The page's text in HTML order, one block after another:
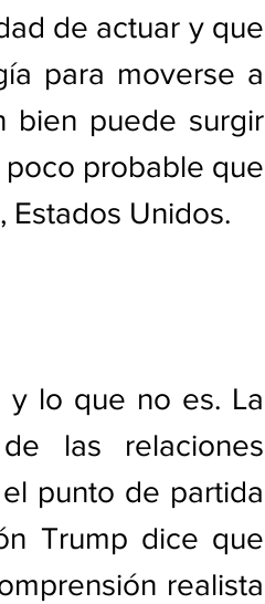
de actuar y que
para moverse a
bien puede surgir
probable que
Unidos.
y lo que no es. La
las relaciones
punto de partida
Trump dice que
realista